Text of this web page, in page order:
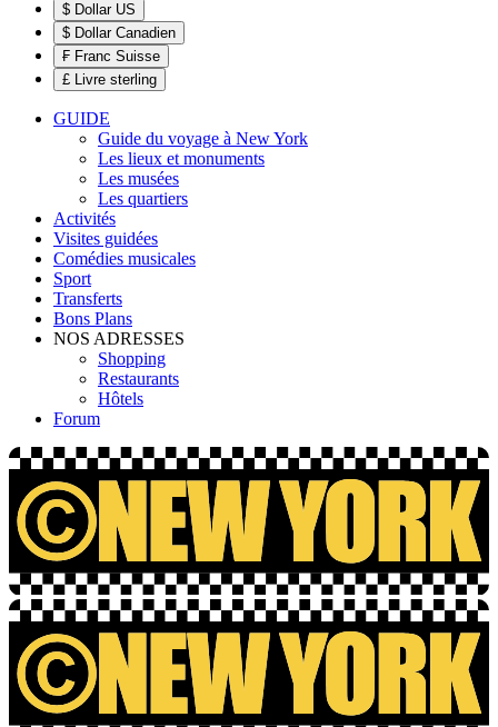
$ Dollar US
$ Dollar Canadien
₣ Franc Suisse
£ Livre sterling
GUIDE
Guide du voyage à New York
Les lieux et monuments
Les musées
Les quartiers
Activités
Visites guidées
Comédies musicales
Sport
Transferts
Bons Plans
NOS ADRESSES
Shopping
Restaurants
Hôtels
Forum